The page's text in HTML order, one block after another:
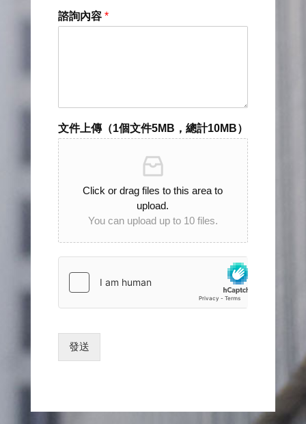
諮詢內容 *
文件上傳（1個文件5MB，總計10MB）
Click or drag files to this area to
upload.
You can upload up to 10 files.
發送